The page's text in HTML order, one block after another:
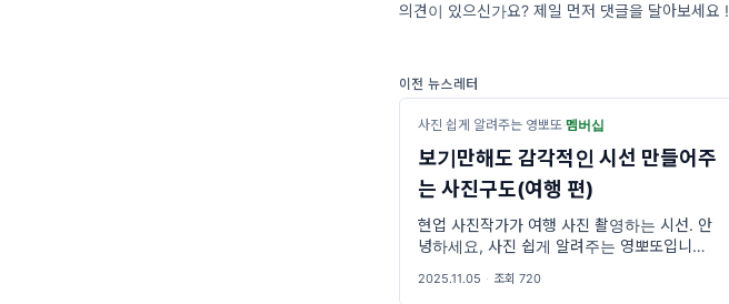
의견이 있으신가요? 제일 먼저 댓글을 달아보세요 !
이전 뉴스레터
사진 쉽게 알려주는 영뽀또·멤버십
보기만해도 감각적인 시선 만들어주
는 사진구도(여행 편)
현업 사진작가가 여행 사진 촬영하는 시선. 안
녕하세요, 사진 쉽게 알려주는 영뽀또입니다
은 충남 청양과 금산 여행지에서 실제 촬영 중
2025.11.05 · 조회 720